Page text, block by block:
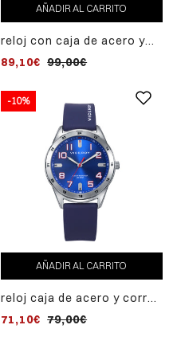
AÑADIR AL CARRITO
reloj con caja de acero y
azul,movimiento cuarzo.
89,10€ 99,00€
AÑADIR AL CARRITO
reloj con caja y
cuarzo.pulsera de acero
89,10€ 99,00€
-10%
AÑADIR AL CARRITO
reloj caja de acero y correa
azul,movimiento
71,10€ 79,00€